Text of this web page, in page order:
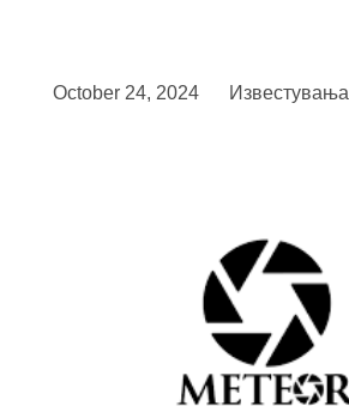
October 24, 2024 Известувања